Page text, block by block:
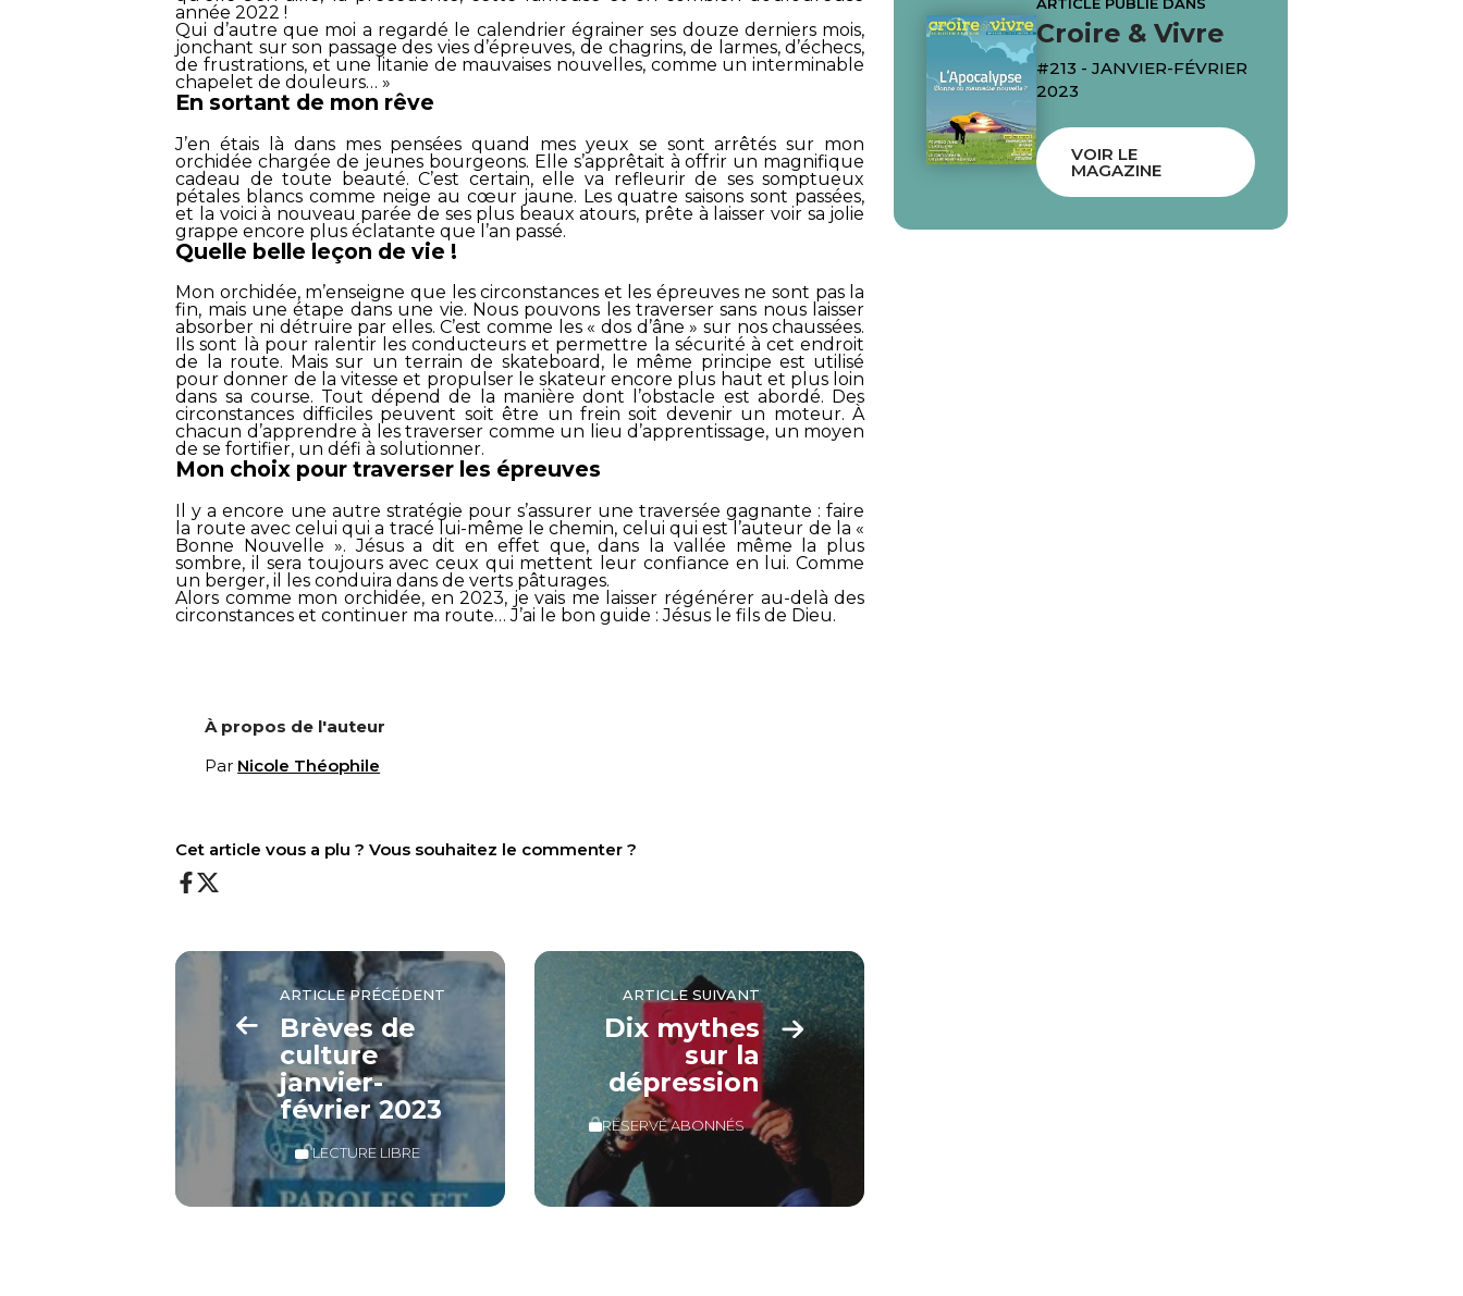
année 2022 !
Qui d’autre que moi a regardé le calendrier égrainer ses douze derniers mois,
jonchant sur son passage des vies d’épreuves, de chagrins, de larmes, d’échecs,
de frustrations, et une litanie de mauvaises nouvelles, comme un interminable
chapelet de douleurs… »
En sortant de mon rêve
J’en étais là dans mes pensées quand mes yeux se sont arrêtés sur mon
orchidée chargée de jeunes bourgeons. Elle s’apprêtait à offrir un magnifique
cadeau de toute beauté. C’est certain, elle va refleurir de ses somptueux
pétales blancs comme neige au cœur jaune. Les quatre saisons sont passées,
et la voici à nouveau parée de ses plus beaux atours, prête à laisser voir sa jolie
grappe encore plus éclatante que l’an passé.
Quelle belle leçon de vie !
Mon orchidée, m’enseigne que les circonstances et les épreuves ne sont pas la
fin, mais une étape dans une vie. Nous pouvons les traverser sans nous laisser
absorber ni détruire par elles. C’est comme les « dos d’âne » sur nos chaussées.
Ils sont là pour ralentir les conducteurs et permettre la sécurité à cet endroit
de la route. Mais sur un terrain de skateboard, le même principe est utilisé
pour donner de la vitesse et propulser le skateur encore plus haut et plus loin
dans sa course. Tout dépend de la manière dont l’obstacle est abordé. Des
circonstances difficiles peuvent soit être un frein soit devenir un moteur. À
chacun d’apprendre à les traverser comme un lieu d’apprentissage, un moyen
de se fortifier, un défi à solutionner.
Mon choix pour traverser les épreuves
Il y a encore une autre stratégie pour s’assurer une traversée gagnante : faire
la route avec celui qui a tracé lui-même le chemin, celui qui est l’auteur de la «
Bonne Nouvelle ». Jésus a dit en effet que, dans la vallée même la plus
sombre, il sera toujours avec ceux qui mettent leur confiance en lui. Comme
un berger, il les conduira dans de verts pâturages.
Alors comme mon orchidée, en 2023, je vais me laisser régénérer au-delà des
circonstances et continuer ma route… J’ai le bon guide : Jésus le fils de Dieu.
À propos de l'auteur
Par Nicole Théophile
Cet article vous a plu ? Vous souhaitez le commenter ?
ARTICLE PRÉCÉDENT
Brèves de
culture
janvier-
février 2023
LECTURE LIBRE
ARTICLE SUIVANT
Dix mythes
sur la
dépression
RÉSERVÉ ABONNÉS
Croire & Vivre
#213 - JANVIER-FÉVRIER
2023
VOIR LE
MAGAZINE